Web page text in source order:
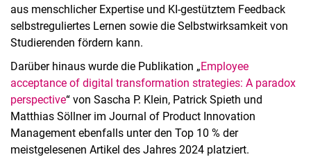
aus menschlicher Expertise und KI-gestütztem Feedback
selbstreguliertes Lernen sowie die Selbstwirksamkeit von
Studierenden fördern kann.
Darüber hinaus wurde die Publikation „Employee
acceptance of digital transformation strategies: A paradox
perspective“ von Sascha P. Klein, Patrick Spieth und
Matthias Söllner im Journal of Product Innovation
Management ebenfalls unter den Top 10 % der
meistgelesenen Artikel des Jahres 2024 platziert.